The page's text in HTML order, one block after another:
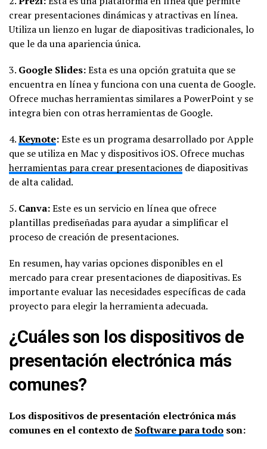
crear presentaciones dinámicas y atractivas en línea.
Utiliza un lienzo en lugar de diapositivas tradicionales, lo
que le da una apariencia única.
3. Google Slides:Esta es una opción gratuita que se
encuentra en línea y funciona con una cuenta de Google.
Ofrece muchas herramientas similares a PowerPoint y se
integra bien con otras herramientas de Google.
4.Keynote:Este es un programa desarrollado por Apple
que se utiliza en Mac y dispositivos iOS. Ofrece muchas
herramientas para crear presentaciones de diapositivas
de alta calidad.
5. Canva:Este es un servicio en línea que ofrece
plantillas prediseñadas para ayudar a simplificar el
proceso de creación de presentaciones.
En resumen, hay varias opciones disponibles en el
mercado para crear presentaciones de diapositivas. Es
importante evaluar las necesidades específicas de cada
proyecto para elegir la herramienta adecuada.
¿Cuáles son los dispositivos de
presentación electrónica más
comunes?
Los dispositivos de presentación electrónica más
comunes en el contexto de Software para todo son: